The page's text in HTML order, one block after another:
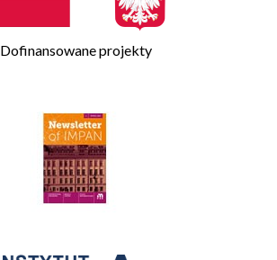
Dofinansowane projekty